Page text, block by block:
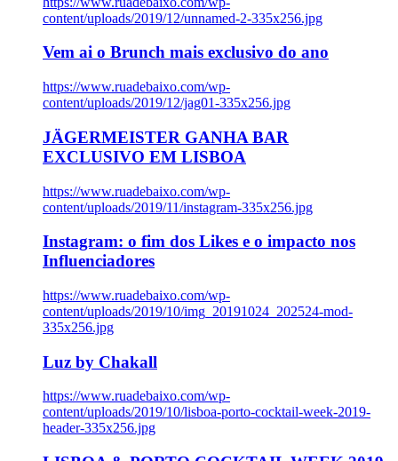
content/uploads/2019/12/unnamed-2-335x256.jpg
Vem ai o Brunch mais exclusivo do ano
https://www.ruadebaixo.com/wp-
content/uploads/2019/12/jag01-335x256.jpg
JÄGERMEISTER GANHA BAR
EXCLUSIVO EM LISBOA
https://www.ruadebaixo.com/wp-
content/uploads/2019/11/instagram-335x256.jpg
Instagram: o fim dos Likes e o impacto nos
Influenciadores
https://www.ruadebaixo.com/wp-
content/uploads/2019/10/img_20191024_202524-mod-
335x256.jpg
Luz by Chakall
https://www.ruadebaixo.com/wp-
content/uploads/2019/10/lisboa-porto-cocktail-week-2019-
header-335x256.jpg